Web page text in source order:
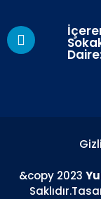
&copy 2023